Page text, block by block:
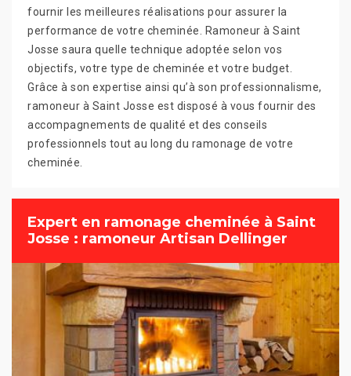
fournir les meilleures réalisations pour assurer la
performance de votre cheminée. Ramoneur à Saint
Josse saura quelle technique adoptée selon vos
objectifs, votre type de cheminée et votre budget.
Grâce à son expertise ainsi qu’à son professionnalisme,
ramoneur à Saint Josse est disposé à vous fournir des
accompagnements de qualité et des conseils
professionnels tout au long du ramonage de votre
cheminée.
Expert en ramonage cheminée à Saint
Josse : ramoneur Artisan Dellinger